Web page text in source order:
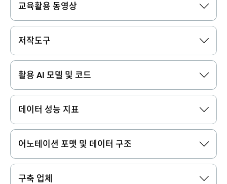
교육활용 동영상
저작도구
활용 AI 모델 및 코드
데이터 성능 지표
어노테이션 포맷 및 데이터 구조
구축 업체